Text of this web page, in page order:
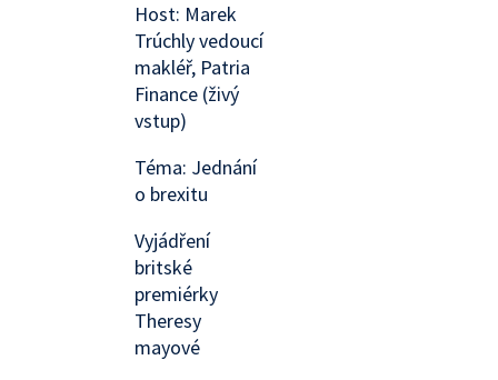
Host: Marek
Trúchly vedoucí
makléř, Patria
Finance (živý
vstup)
Téma: Jednání
o brexitu
Vyjádření
britské
premiérky
Theresy
mayové